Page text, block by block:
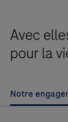
Avec
pour la
Notre